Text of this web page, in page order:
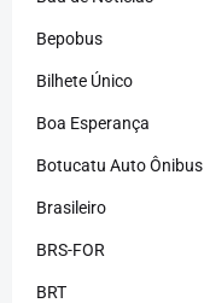
Bepobus
Bilhete Único
Boa Esperança
Botucatu Auto Ônibus
Brasileiro
BRS-FOR
BRT